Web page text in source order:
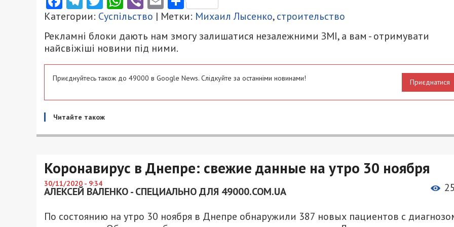
Категории: Суспільство | Метки: Михаил Лысенко,строительство
Рекламні блоки дають нам змогу залишатися незалежними ЗМІ, а вам - отримувати
найсвіжіші новини під ними.
Приєднуйтесь також до 49000 в Google News. Слідкуйте за останніми новинами! Приєднатися
Читайте також
Коронавирус в Днепре: свежие данные на утро 30 ноября
30/11/2020 - 9:34
АЛЕКСЕЙ ВАЛЕНКО - СПЕЦИАЛЬНО ДЛЯ 49000.COM.UA
По состоянию на утро 30 ноября в Днепре обнаружили 387 новых пациентов с